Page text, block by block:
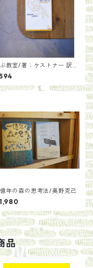
教室/著：ケストナー 訳：
静也
年の森の思考法/奥野克己
品